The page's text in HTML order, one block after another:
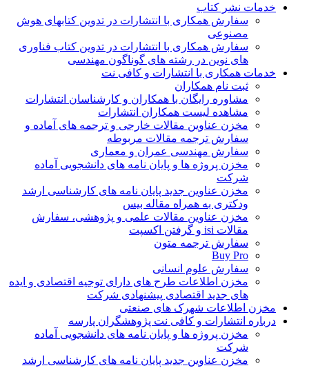
خدمات نشر کتاب
سفارش همکاری با انتشارات در تدوین کتابهای هوش
مصنوعی
سفارش همکاری با انتشارات در تدوین کتاب فناوری
های نوین در رشته های گوناگون مهندسی
خدمات همکاری با انتشارات و کافی نت
ثبت نام همکاران
مشاوره رایگان با همکاران و کارشناسان انتشارات
مشاهده لیست همکاران انتشارات
مخزن عناوین مقالات خارجی و ترجمه های آماده و
سفارش ترجمه مقالات مربوطه
سفارش مهندسی عمران و معماری
مخزن پروژه ها و پایان نامه های دانشجویی آماده
شرکت
مخزن عناوین جدید پایان نامه های کارشناسی ارشد
ودکتری به همراه مقاله بیس
مخزن عناوین مقالات علمی و پژوهشی، سفارش
مقالات isi و گرفتن اکسپت
سفارش ترجمه متون
Buy Pro
سفارش علوم انسانی
مخزن اطلاعات طرح های دارای توجیه اقتصادی و ایده
های جدید اقتصادی پیشنهادی شرکت
مخزن اطلاعات شهرک های صنعتی
درباره انتشارات و کافی نت پژوهشگران پارسه
مخزن پروژه ها و پایان نامه های دانشجویی آماده
شرکت
مخزن عناوین جدید پایان نامه های کارشناسی ارشد